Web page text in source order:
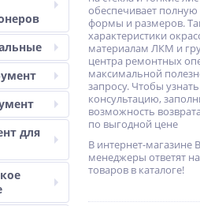
для
обеспечивает
формы и размеров.
характеристики
материалам ЛКМ и
центра ремонтных
максимальной
запросу. Чтобы
консультацию,
возможность
по выгодной цене
В интернет-магазине
менеджеры ответят
товаров в каталоге!